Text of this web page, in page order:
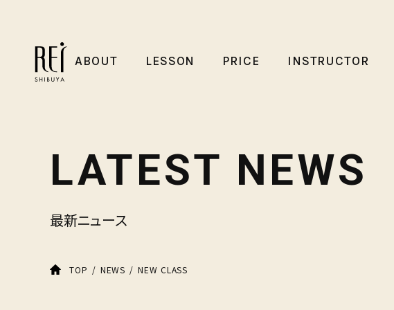
ABOUT LESSON PRICE INSTRUCTOR
LATEST NEWS
最新ニュース
TOP NEWS NEW CLASS